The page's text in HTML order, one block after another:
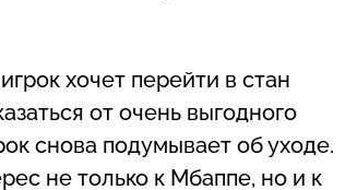
хочет перейти в стан
от очень выгодного
снова подумывает об уходе.
не только к Мбаппе, но и к